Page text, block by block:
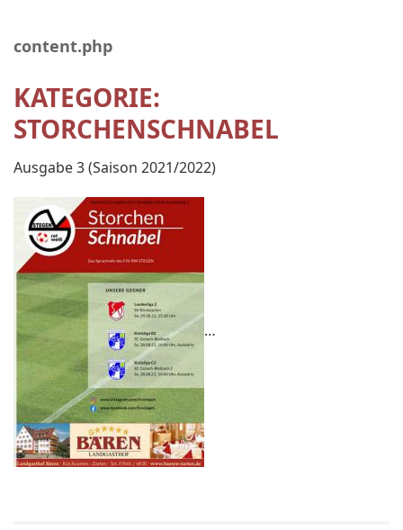
content.php
KATEGORIE:
STORCHENSCHNABEL
Ausgabe 3 (Saison 2021/2022)
…